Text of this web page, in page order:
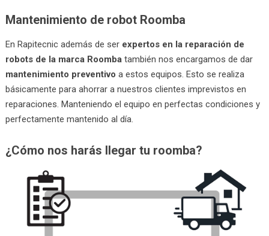
Mantenimiento de robot Roomba
En Rapitecnic además de ser expertos en la reparación de
robots de la marca Roombatambién nos encargamos de dar
mantenimiento preventivo a estos equipos. Esto se realiza
básicamente para ahorrar a nuestros clientes imprevistos en
reparaciones. Manteniendo el equipo en perfectas condiciones y
perfectamente mantenido al día.
¿Cómo nos harás llegar tu roomba?